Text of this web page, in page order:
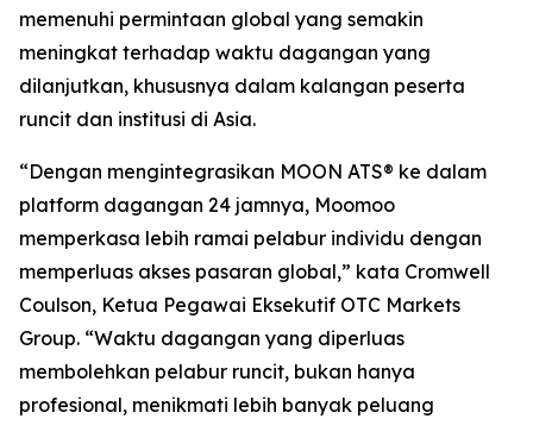
memenuhi permintaan global yang semakin
meningkat terhadap waktu dagangan yang
dilanjutkan, khususnya dalam kalangan peserta
runcit dan institusi di Asia.
“Dengan mengintegrasikan MOON ATS® ke dalam
platform dagangan 24 jamnya, Moomoo
memperkasa lebih ramai pelabur individu dengan
memperluas akses pasaran global,” kata Cromwell
Coulson, Ketua Pegawai Eksekutif OTC Markets
Group. “Waktu dagangan yang diperluas
membolehkan pelabur runcit, bukan hanya
profesional, menikmati lebih banyak peluang